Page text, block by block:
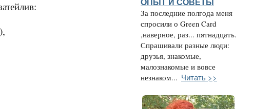
ОПЫТ И СОВЕТЫ
За последние полгода меня
спросили о Green Card
,наверное, раз... пятнадцать.
Спрашивали разные люди:
друзья, знакомые,
малознакомые и вовсе
незнаком... Читать >>